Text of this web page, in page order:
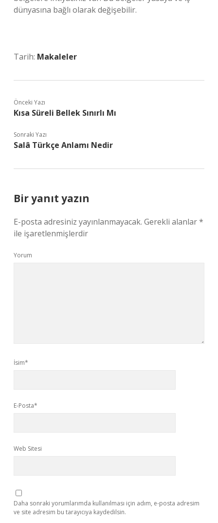
dünyasına bağlı olarak değişebilir.
Tarih: Makaleler
Önceki Yazı
Kısa Süreli Bellek Sınırlı Mı
Sonraki Yazı
Salâ Türkçe Anlamı Nedir
Bir yanıt yazın
E-posta adresiniz yayınlanmayacak. Gerekli alanlar*
ile işaretlenmişlerdir
Yorum
İsim*
E-Posta*
Web Sitesi
Daha sonraki yorumlarımda kullanılması için adım, e-posta adresim
ve site adresim bu tarayıcıya kaydedilsin.